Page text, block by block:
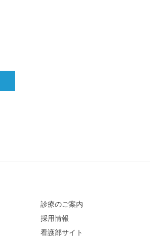
診療のご案内
採用情報
看護部サイト